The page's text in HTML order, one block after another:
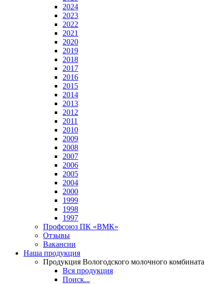
2024
2023
2022
2021
2020
2019
2018
2017
2016
2015
2014
2013
2012
2011
2010
2009
2008
2007
2006
2005
2004
2000
1999
1998
1997
Профсоюз ПК «ВМК»
Отзывы
Вакансии
Наша продукция
Продукция Вологодского молочного комбината
Вся продукция
Поиск...